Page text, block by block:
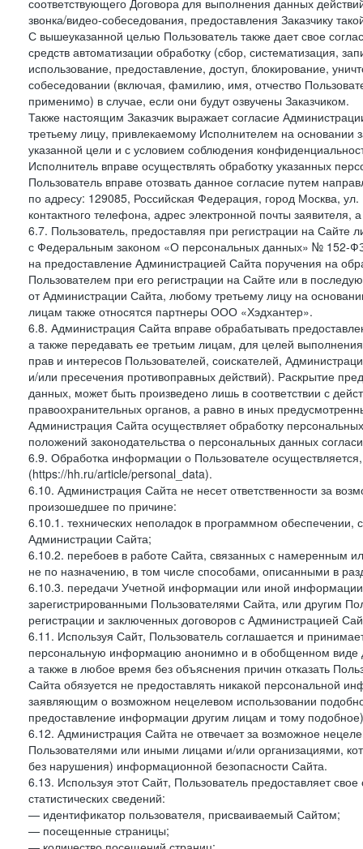
соответствующего Договора для выполнения данных
звонка/видео-собеседования, предоставления Заказчику
С вышеуказанной целью Пользователь также дает свое
средств автоматизации обработку (сбор, систематизация,
использование, предоставление, доступ, блокирование,
собеседовании (включая, фамилию, имя, отчество
применимо) в случае, если они будут озвучены Заказчиком.
Также настоящим Заказчик выражает согласие
третьему лицу, привлекаемому Исполнителем на основании
указанной цели и с условием соблюдения
Исполнитель вправе осуществлять обработку указанных
Пользователь вправе отозвать данное согласие путем
по адресу: 129085, Российская Федерация, город Москва,
контактного телефона, адрес электронной почты
6.7. Пользователь, предоставляя при регистрации на
с Федеральным законом «О персональных данных» № 152-
на предоставление Администрацией Сайта поручения на
Пользователем при его регистрации на Сайте или в
от Администрации Сайта, любому третьему лицу на
лицам также относятся партнеры ООО «Хэдхантер».
6.8. Администрация Сайта вправе обрабатывать
а также передавать ее третьим лицам, для целей
прав и интересов Пользователей, соискателей,
и/или пресечения противоправных действий). Раскрытие
данных, может быть произведено лишь в соответствии с
правоохранительных органов, а равно в иных
Администрация Сайта осуществляет обработку
положений законодательства о персональных данных
6.9. Обработка информации о Пользователе
(https://hh.ru/article/personal_data).
6.10. Администрация Сайта не несет ответственности за
произошедшее по причине:
6.10.1. технических неполадок в программном
Администрации Сайта;
6.10.2. перебоев в работе Сайта, связанных с намеренным
не по назначению, в том числе способами, описанными в
6.10.3. передачи Учетной информации или иной
зарегистрированными Пользователями Сайта, или другим
регистрации и заключенных договоров с Администрацией
6.11. Используя Сайт, Пользователь соглашается и
персональную информацию анонимно и в обобщенном виде
а также в любое время без объяснения причин отказать
Сайта обязуется не предоставлять никакой персональной
заявляющим о возможном нецелевом использовании
предоставление информации другим лицам и тому
6.12. Администрация Сайта не отвечает за возможное
Пользователями или иными лицами и/или организациями,
без нарушения) информационной безопасности Сайта.
6.13. Используя этот Сайт, Пользователь предоставляет
статистических сведений:
— идентификатор пользователя, присваиваемый Сайтом;
— посещенные страницы;